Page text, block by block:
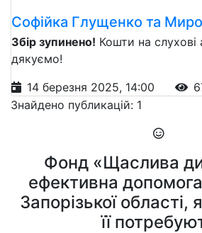
Софійка Глущенко та
Збір зупинено! Кошти на слухові
дякуємо!
14 березня 2025, 14:00
Знайдено публикацій: 1
Фонд «Щаслива
ефективна
Запорізької області,
її